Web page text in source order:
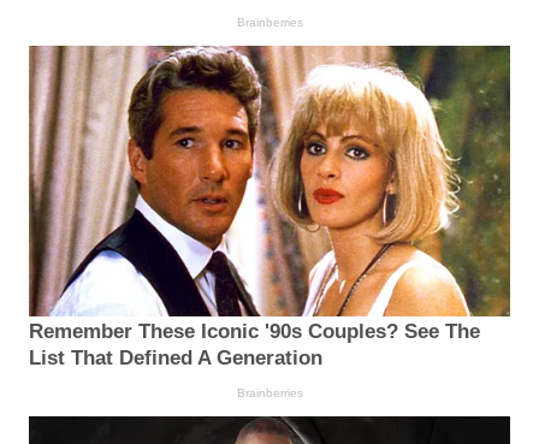
Brainberries
Remember These Iconic '90s Couples? See The
List That Defined A Generation
Brainberries